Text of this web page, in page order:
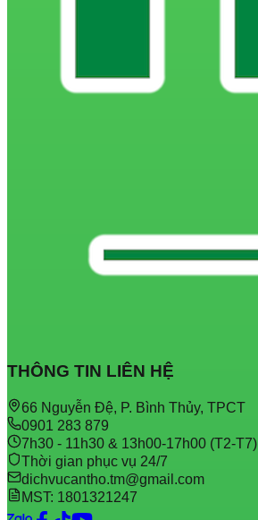
THÔNG TIN LIÊN HỆ
66 Nguyễn Đệ, P. Bình Thủy, TPCT
0901 283 879
7h30 - 11h30 & 13h00-17h00 (T2-T7)
Thời gian phục vụ 24/7
dichvucantho.tm@gmail.com
MST: 1801321247